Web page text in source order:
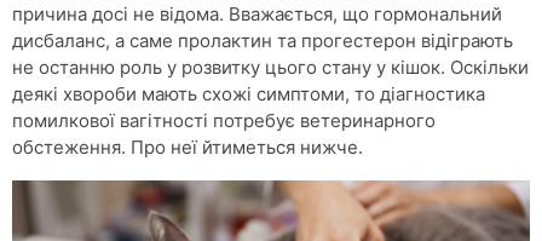
причина досі не відома. Вважається, що гормональний
дисбаланс, а саме пролактин та прогестерон відіграють
не останню роль у розвитку цього стану у кішок. Оскільки
деякі хвороби мають схожі симптоми, то діагностика
помилкової вагітності потребує ветеринарного
обстеження. Про неї йтиметься нижче.